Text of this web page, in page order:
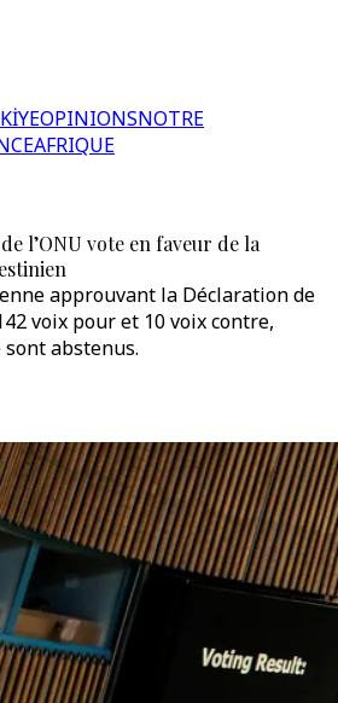
OPINIONSNOTRE
AFRIQUE
l’ONU vote en faveur de la
approuvant la Déclaration de
voix pour et 10 voix contre,
abstenus.